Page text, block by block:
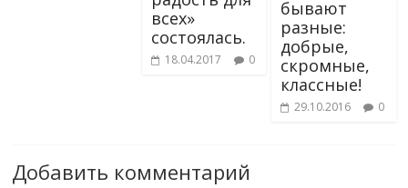
всех»
состоялась.
18.04.2017 0
бывают
разные:
добрые,
скромные,
классные!
29.10.2016 0
Добавить комментарий